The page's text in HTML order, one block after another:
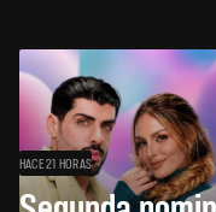
HACE 21 HORAS